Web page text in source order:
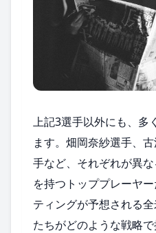
上記3選手以外にも、多
ます。畑岡奈紗選手、
手など、それぞれが異
を持つトッププレーヤ
ティングが予想される
たちがどのような戦略